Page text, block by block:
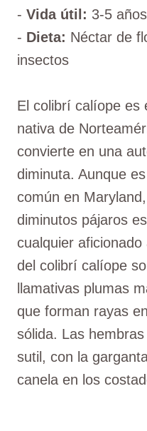
- Vida útil: 3-5
- Dieta: Néctar de
insectos
El colibrí calíope es
nativa de
convierte en una
diminuta. Aunque
común en
diminutos pájaros
cualquier
del colibrí calíope
llamativas plumas
que forman rayas
sólida. Las
sutil, con la
canela en los